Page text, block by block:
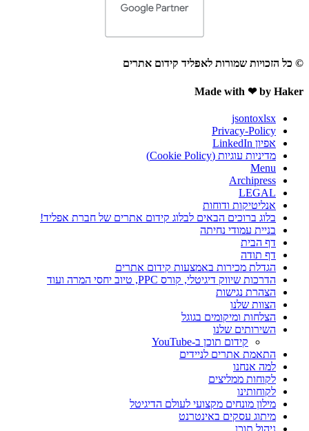
© כל הזכויות שמורות לאפליד קידום אתרים
Made with ❤ by Haker
jsontoxlsx
Privacy-Policy
אפיון LinkedIn
מדיניות עוגיות (Cookie Policy)
Menu
Archipress
LEGAL
אנליטיקות ודוחות
בלוג ברוכים הבאים לבלוג קידום אתרים של חברת אפליד!
בניית עמודי נחיתה
דף הבית
דף תודה
הגדלת מכירות באמצעות קידום אתרים
הדרכות שיווק דיגיטלי, קורס PPC, טיוב יחסי המרה ועוד
הצהרת נגישות
הצוות שלנו
הצלחות ומיקומים בגוגל
השירותים שלנו
קידום תוכן ב-YouTube
התאמת אתרים לניידים
למה אנחנו
לקוחות ממליצים
לקוחותינו
מילון מונחים מקצועי לעולם הדיגיטל
מיתוג עסקים באינטרנט
ניהול תוכן